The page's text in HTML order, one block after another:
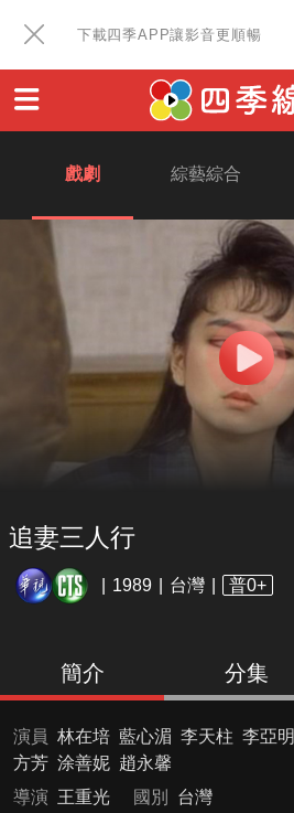
下載四季APP讓影音更順暢
戲劇 綜藝綜合
追妻三人行
1989 台灣 普0+
簡介 分集
演員 林在培 藍心湄 李天柱 李亞明
方芳 涂善妮 趙永馨
導演 王重光 國別
台灣